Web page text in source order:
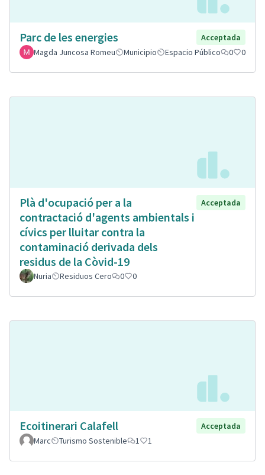
Parc de les energies
Acceptada
Magda Juncosa Romeu
Municipio Espacio Público 0 0
Plà d'ocupació per a la
contractació d'agents ambientals i
cívics per lluitar contra la
contaminació derivada dels
residus de la Còvid-19
Acceptada
Nuria Residuos Cero 0 0
Ecoitinerari Calafell
Acceptada
Marc
Turismo Sostenible 1 1